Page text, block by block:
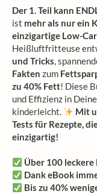
Bewertet mit
5.00
von 5,
basierend
auf
12
Der 1. Teil kann
ist mehr als nur ein
einzigartige Low-
Heißluftfritteuse
und Tricks,
Fakten zum
zu 40% Fett! Diese
und Effizienz in
kinderleicht.
Mit
Tests für Rezepte,
einzigartig!
Über 100 leckere
Dank eBook
Bis zu 40%